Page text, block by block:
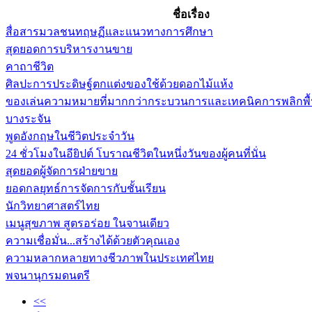
ชื่อเรื่อง
สื่อสารมวลชนทฤษฏีและแนวทางการศึกษา
สุดยอดการบริหารงานขาย
คาถาชีวิต
ศิลปะการประดิษฐ์ตกแต่งของใช้ด้วยดอกไม้แห้ง
ของเล่นความหมายที่มากกว่ากระบวนการและเทคนิคการพลิก
บางระจัน
พูดอังกฤษในชีวิตประจำวัน
24 ชั่วโมงในอียิปต์ โบราณชีวิตในหนึ่งวันของผู้คนที่นั่น
สุดยอดผู้จัดการฝ่ายขาย
ยอดกลยุทธ์การจัดการกับชั้นเรียน
นักวิทยาศาสตร์ไทย
เมนูสุขภาพ สูตรอร่อย ในจานเดียว
ความเชื่อมั่น...สร้างได้ด้วยตัวคุณเอง
ความหลากหลายทางชีวภาพในประเทศไทย
พจนานุกรมดนตรี
<<